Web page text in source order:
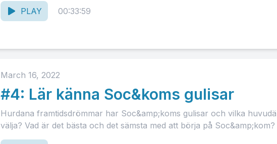
PLAY 00:33:59
March 16, 2022
#4: Lär känna Soc&koms gulisar
Hurdana framtidsdrömmar har Soc&amp;koms gulisar och vilka
välja? Vad är det bästa och det sämsta med att börja på Soc&amp;kom?